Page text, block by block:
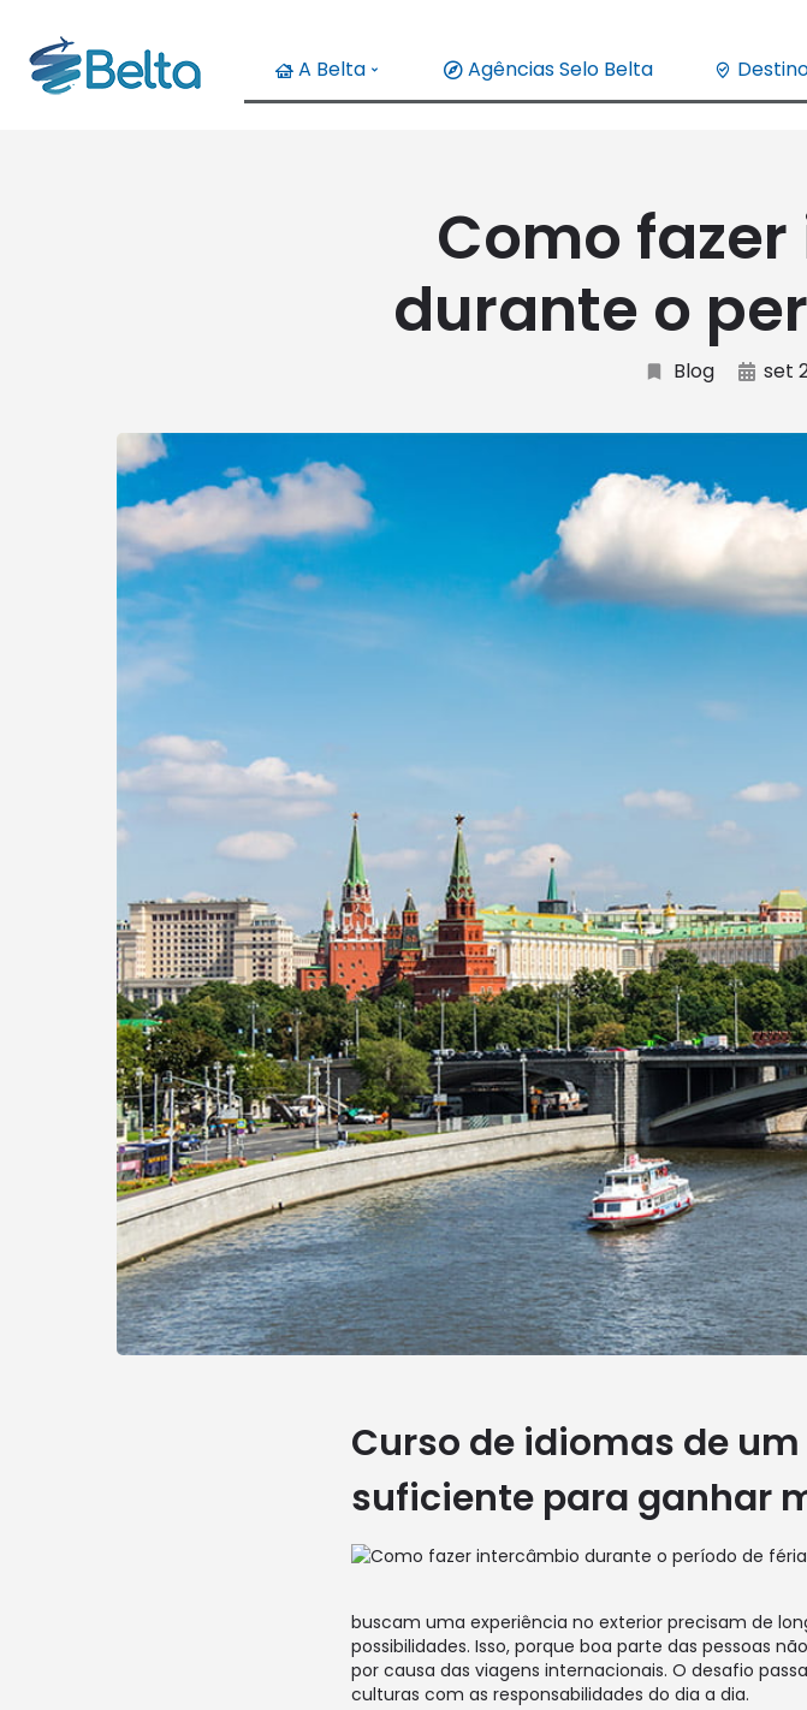
A Belta Agências Selo Belta
Como
durante o
Blog set
Curso de idiomas de
suficiente para ganhar
buscam uma experiência no exterior precisam de
possibilidades. Isso, porque boa parte das pessoas
por causa das viagens internacionais. O desafio
culturas com as responsabilidades do dia a dia.